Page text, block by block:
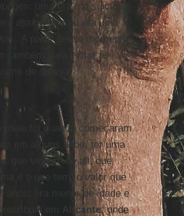
uma era me suicidar
assim, que eu era uma
A partir desse momento
também para evitar as
de defesa.
meio foi quando começaram
em alguns anos, ter uma
que vinham de ali, que
é o que tem, o valor que
anos, era menor de idade e
em
Alicante, onde